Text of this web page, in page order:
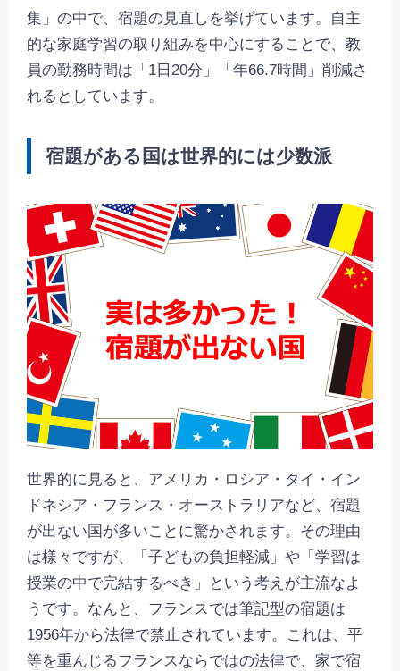
集」の中で、宿題の見直しを挙げています。自主
的な家庭学習の取り組みを中心にすることで、教
員の勤務時間は「1日20分」「年66.7時間」削減さ
れるとしています。
宿題がある国は世界的には少数派
世界的に見ると、アメリカ・ロシア・タイ・イン
ドネシア・フランス・オーストラリアなど、宿題
が出ない国が多いことに驚かされます。その理由
は様々ですが、「子どもの負担軽減」や「学習は
授業の中で完結するべき」という考えが主流なよ
うです。なんと、フランスでは筆記型の宿題は
1956年から法律で禁止されています。これは、平
等を重んじるフランスならではの法律で、家で宿